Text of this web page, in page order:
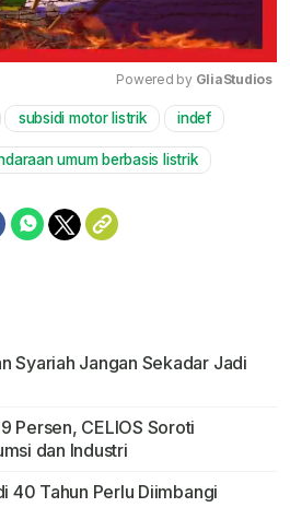
Mute
Powered by GliaStudios
subsidi motor listrik indef
umum berbasis listrik
Syariah Jangan Sekadar Jadi
Persen, CELIOS Soroti
dan Industri
40 Tahun Perlu Diimbangi